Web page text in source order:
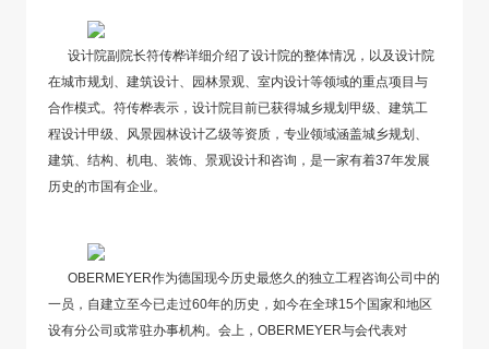
设计院副院长符传桦详细介绍了设计院的整体情况，以及设计院
在城市规划、建筑设计、园林景观、室内设计等领域的重点项目与
合作模式。符传桦表示，设计院目前已获得城乡规划甲级、建筑工
程设计甲级、风景园林设计乙级等资质，专业领域涵盖城乡规划、
建筑、结构、机电、装饰、景观设计和咨询，是一家有着37年发展
历史的市国有企业。
OBERMEYER作为德国现今历史最悠久的独立工程咨询公司中的
一员，自建立至今已走过60年的历史，如今在全球15个国家和地区
设有分公司或常驻办事机构。会上，OBERMEYER与会代表对